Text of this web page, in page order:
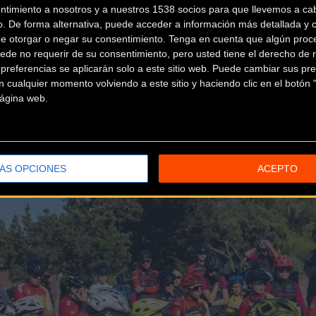
a nosotros y a nuestros 1538 socios para que llevemos a
De forma alternativa, puede acceder a información más detallada y
otorgar o negar su consentimiento. Tenga en cuenta que algún
no requerir de su consentimiento, pero usted tiene el derecho de
se aplicarán solo a este sitio web. Puede cambiar sus
cualquier momento volviendo a este sitio y haciendo clic en el botón
web.
OPCIONES ACEPTO
y una gran dosis de motivación.
Además, vosotros tenéis a un referente que es Enrique
fijaros los unos en los otros y quizá lo que uno no sabe